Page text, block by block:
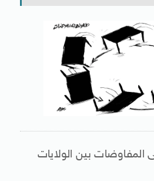
المفاوضات بين الولايات